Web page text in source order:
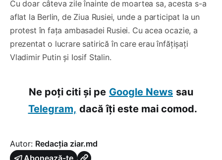
Cu doar câteva zile înainte de moartea sa, acesta s-a
aflat la Berlin, de Ziua Rusiei, unde a participat la un
protest în fața ambasadei Rusiei. Cu acea ocazie, a
prezentat o lucrare satirică în care erau înfățișați
Vladimir Putin și Iosif Stalin.
Ne poți citi și pe Google News sau
Telegram, dacă îți este mai comod.
Autor: Redacția ziar.md
Abonează-te